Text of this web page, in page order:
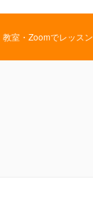
教室・Zoomでレッスン